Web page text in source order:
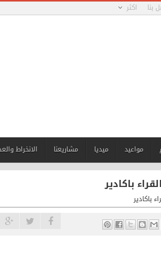
بنا اكثر
مواعيد ميديا مشاريعنا الانخراط
باكادير
باكادير